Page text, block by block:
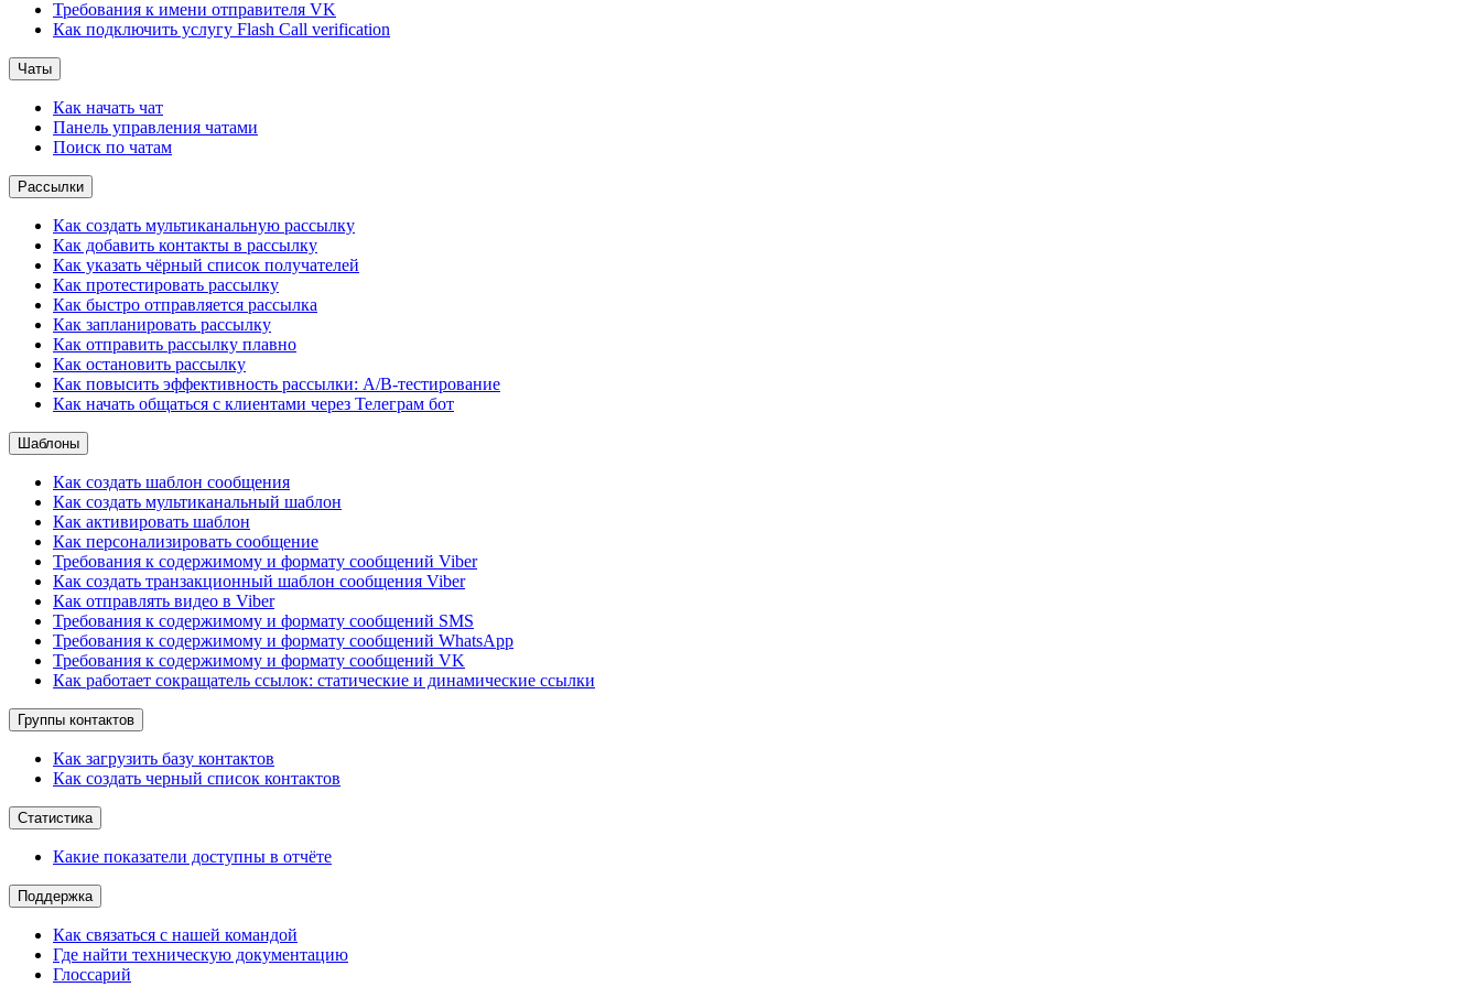
Требования к имени отправителя VK
Как подключить услугу Flash Call verification
Чаты
Как начать чат
Панель управления чатами
Поиск по чатам
Рассылки
Как создать мультиканальную рассылку
Как добавить контакты в рассылку
Как указать чёрный список получателей
Как протестировать рассылку
Как быстро отправляется рассылка
Как запланировать рассылку
Как отправить рассылку плавно
Как остановить рассылку
Как повысить эффективность рассылки: A/B-тестирование
Как начать общаться с клиентами через Телеграм бот
Шаблоны
Как создать шаблон сообщения
Как создать мультиканальный шаблон
Как активировать шаблон
Как персонализировать сообщение
Требования к содержимому и формату сообщений Viber
Как создать транзакционный шаблон сообщения Viber
Как отправлять видео в Viber
Требования к содержимому и формату сообщений SMS
Требования к содержимому и формату сообщений WhatsApp
Требования к содержимому и формату сообщений VK
Как работает сокращатель ссылок: статические и динамические ссылки
Группы контактов
Как загрузить базу контактов
Как создать черный список контактов
Статистика
Какие показатели доступны в отчёте
Поддержка
Как связаться с нашей командой
Где найти техническую документацию
Глоссарий